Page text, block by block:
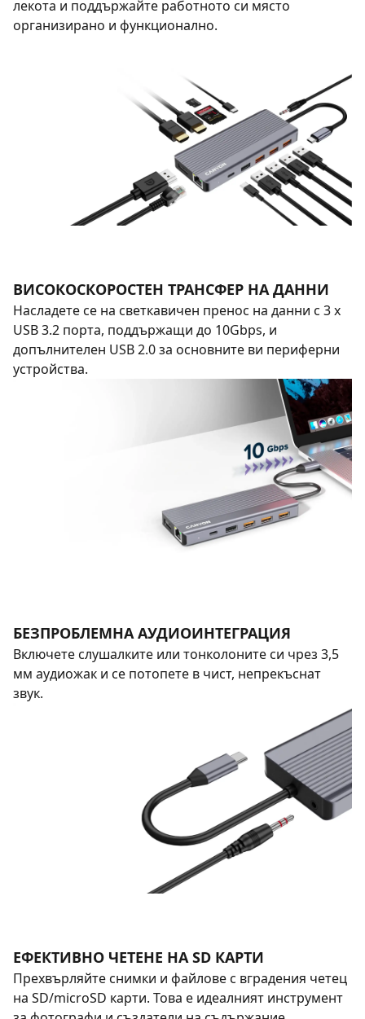
лекота и поддържайте работното си място
организирано и функционално.
ВИСОКОСКОРОСТЕН ТРАНСФЕР НА ДАННИ
Насладете се на светкавичен пренос на данни с 3 x
USB 3.2 порта, поддържащи до 10Gbps, и
допълнителен USB 2.0 за основните ви периферни
устройства.
БЕЗПРОБЛЕМНА АУДИОИНТЕГРАЦИЯ
Включете слушалките или тонколоните си чрез 3,5
мм аудиожак и се потопете в чист, непрекъснат
звук.
ЕФЕКТИВНО ЧЕТЕНЕ НА SD КАРТИ
Прехвърляйте снимки и файлове с вградения четец
на SD/microSD карти. Това е идеалният инструмент